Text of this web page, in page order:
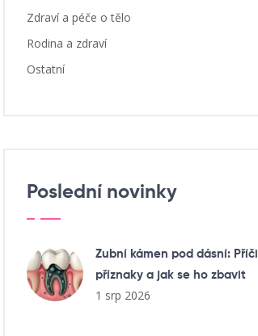
Zdraví a péče o tělo
Rodina a zdraví
Ostatní
Poslední novinky
Zubní kámen pod dásní:
příznaky a jak se ho zbavit
1 srp 2026